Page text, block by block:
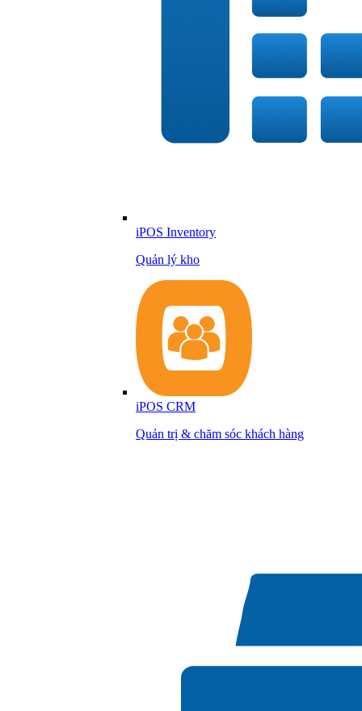
iPOS Inventory
Quản lý kho
iPOS CRM
Quản trị & chăm sóc khách hàng